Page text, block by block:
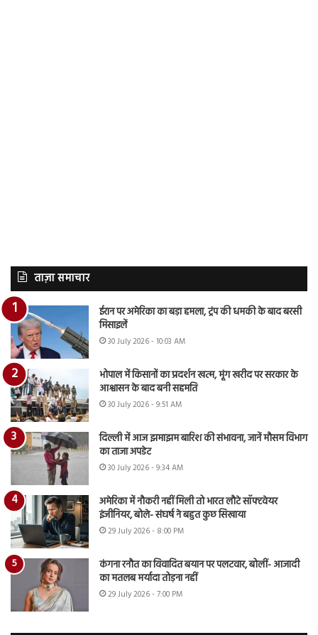
ताज़ा समाचार
ईरान पर अमेरिका का बड़ा हमला, ट्रंप की धमकी के बाद बरसी
मिसाइलें
30 July 2026 - 10:03 AM
भोपाल में किसानों का प्रदर्शन खत्म, मूंग खरीद पर सरकार के
आश्वासन के बाद बनी सहमति
30 July 2026 - 9:51 AM
दिल्ली में आज झमाझम बारिश की संभावना, जानें मौसम विभाग
का ताजा अपडेट
30 July 2026 - 9:34 AM
अमेरिका में नौकरी नहीं मिली तो भारत लौटे सॉफ्टवेयर
इंजीनियर, बोले- संघर्ष ने बहुत कुछ सिखाया
29 July 2026 - 8:00 PM
कंगना रनौत का विवादित बयान पर पलटवार, बोलीं- आजादी
का मतलब मर्यादा तोड़ना नहीं
29 July 2026 - 7:00 PM